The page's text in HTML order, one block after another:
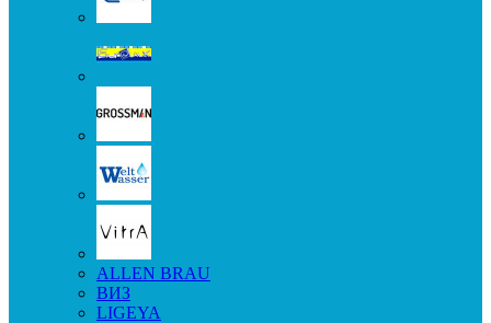
ALLEN BRAU
ВИЗ
LIGEYA